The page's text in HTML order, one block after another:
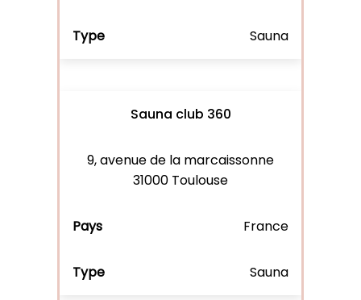
Sauna
Sauna club 360
9, avenue de la marcaissonne
31000 Toulouse
France
Sauna